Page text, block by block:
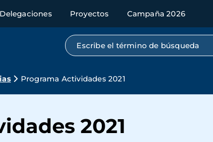
Delegaciones Proyectos Campaña 2026
Búsqueda por texto completo
Programa Actividades 2021
2021